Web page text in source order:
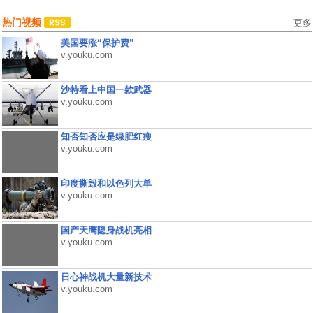
热门视频 更多
美国要涨“保护费”
v.youku.com
沙特看上中国一款武器
v.youku.com
知否知否应是绿肥红瘦
v.youku.com
印度撕毁和以色列大单
v.youku.com
国产天鹰隐身战机亮相
v.youku.com
日心神战机大量新技术
v.youku.com